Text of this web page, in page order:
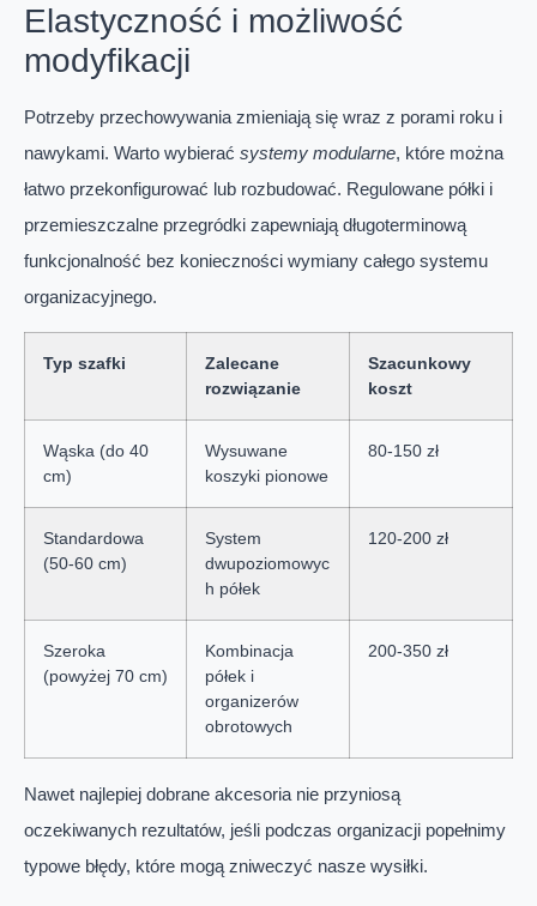
Elastyczność i możliwość
modyfikacji
Potrzeby przechowywania zmieniają się wraz z porami roku i
nawykami. Warto wybierać systemy modularne, które można
łatwo przekonfigurować lub rozbudować. Regulowane półki i
przemieszczalne przegródki zapewniają długoterminową
funkcjonalność bez konieczności wymiany całego systemu
organizacyjnego.
Typ szafki
Zalecane
rozwiązanie
Szacunkowy
koszt
Wąska (do 40
cm)
Wysuwane
koszyki pionowe
80-150 zł
Standardowa
(50-60 cm)
System
dwupoziomowyc
h półek
120-200 zł
Szeroka
(powyżej 70 cm)
Kombinacja
półek i
organizerów
obrotowych
200-350 zł
Nawet najlepiej dobrane akcesoria nie przyniosą
oczekiwanych rezultatów, jeśli podczas organizacji popełnimy
typowe błędy, które mogą zniweczyć nasze wysiłki.